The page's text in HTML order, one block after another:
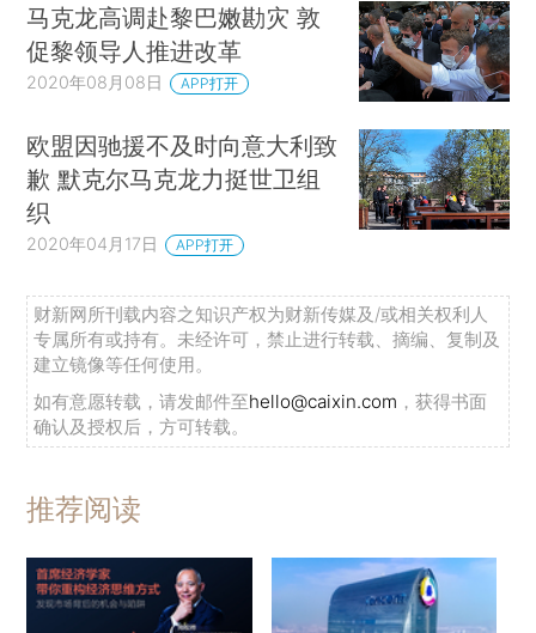
马克龙高调赴黎巴嫩勘灾 敦
促黎领导人推进改革
2020年08月08日 APP打开
欧盟因驰援不及时向意大利致
歉 默克尔马克龙力挺世卫组
织
2020年04月17日 APP打开
财新网所刊载内容之知识产权为财新传媒及/或相关权利人
专属所有或持有。未经许可，禁止进行转载、摘编、复制及
建立镜像等任何使用。
如有意愿转载，请发邮件至hello@caixin.com ，获得书面
确认及授权后，方可转载。
推荐阅读